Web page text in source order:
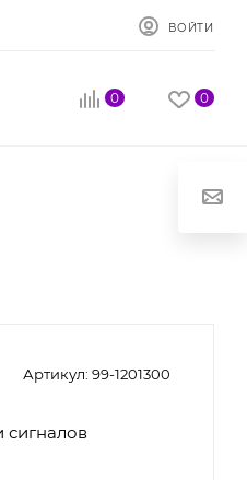
ВОЙТИ
0 0
Артикул: 99-1201300
сигналов